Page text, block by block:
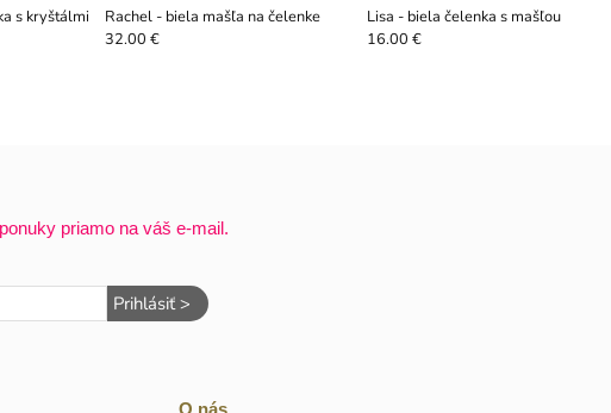
s kryštálmi
Rachel - biela mašľa na čelenke
32.00 €
Lisa - biela čelenka s mašľou
16.00 €
priamo na váš e-mail.
Prihlásiť >